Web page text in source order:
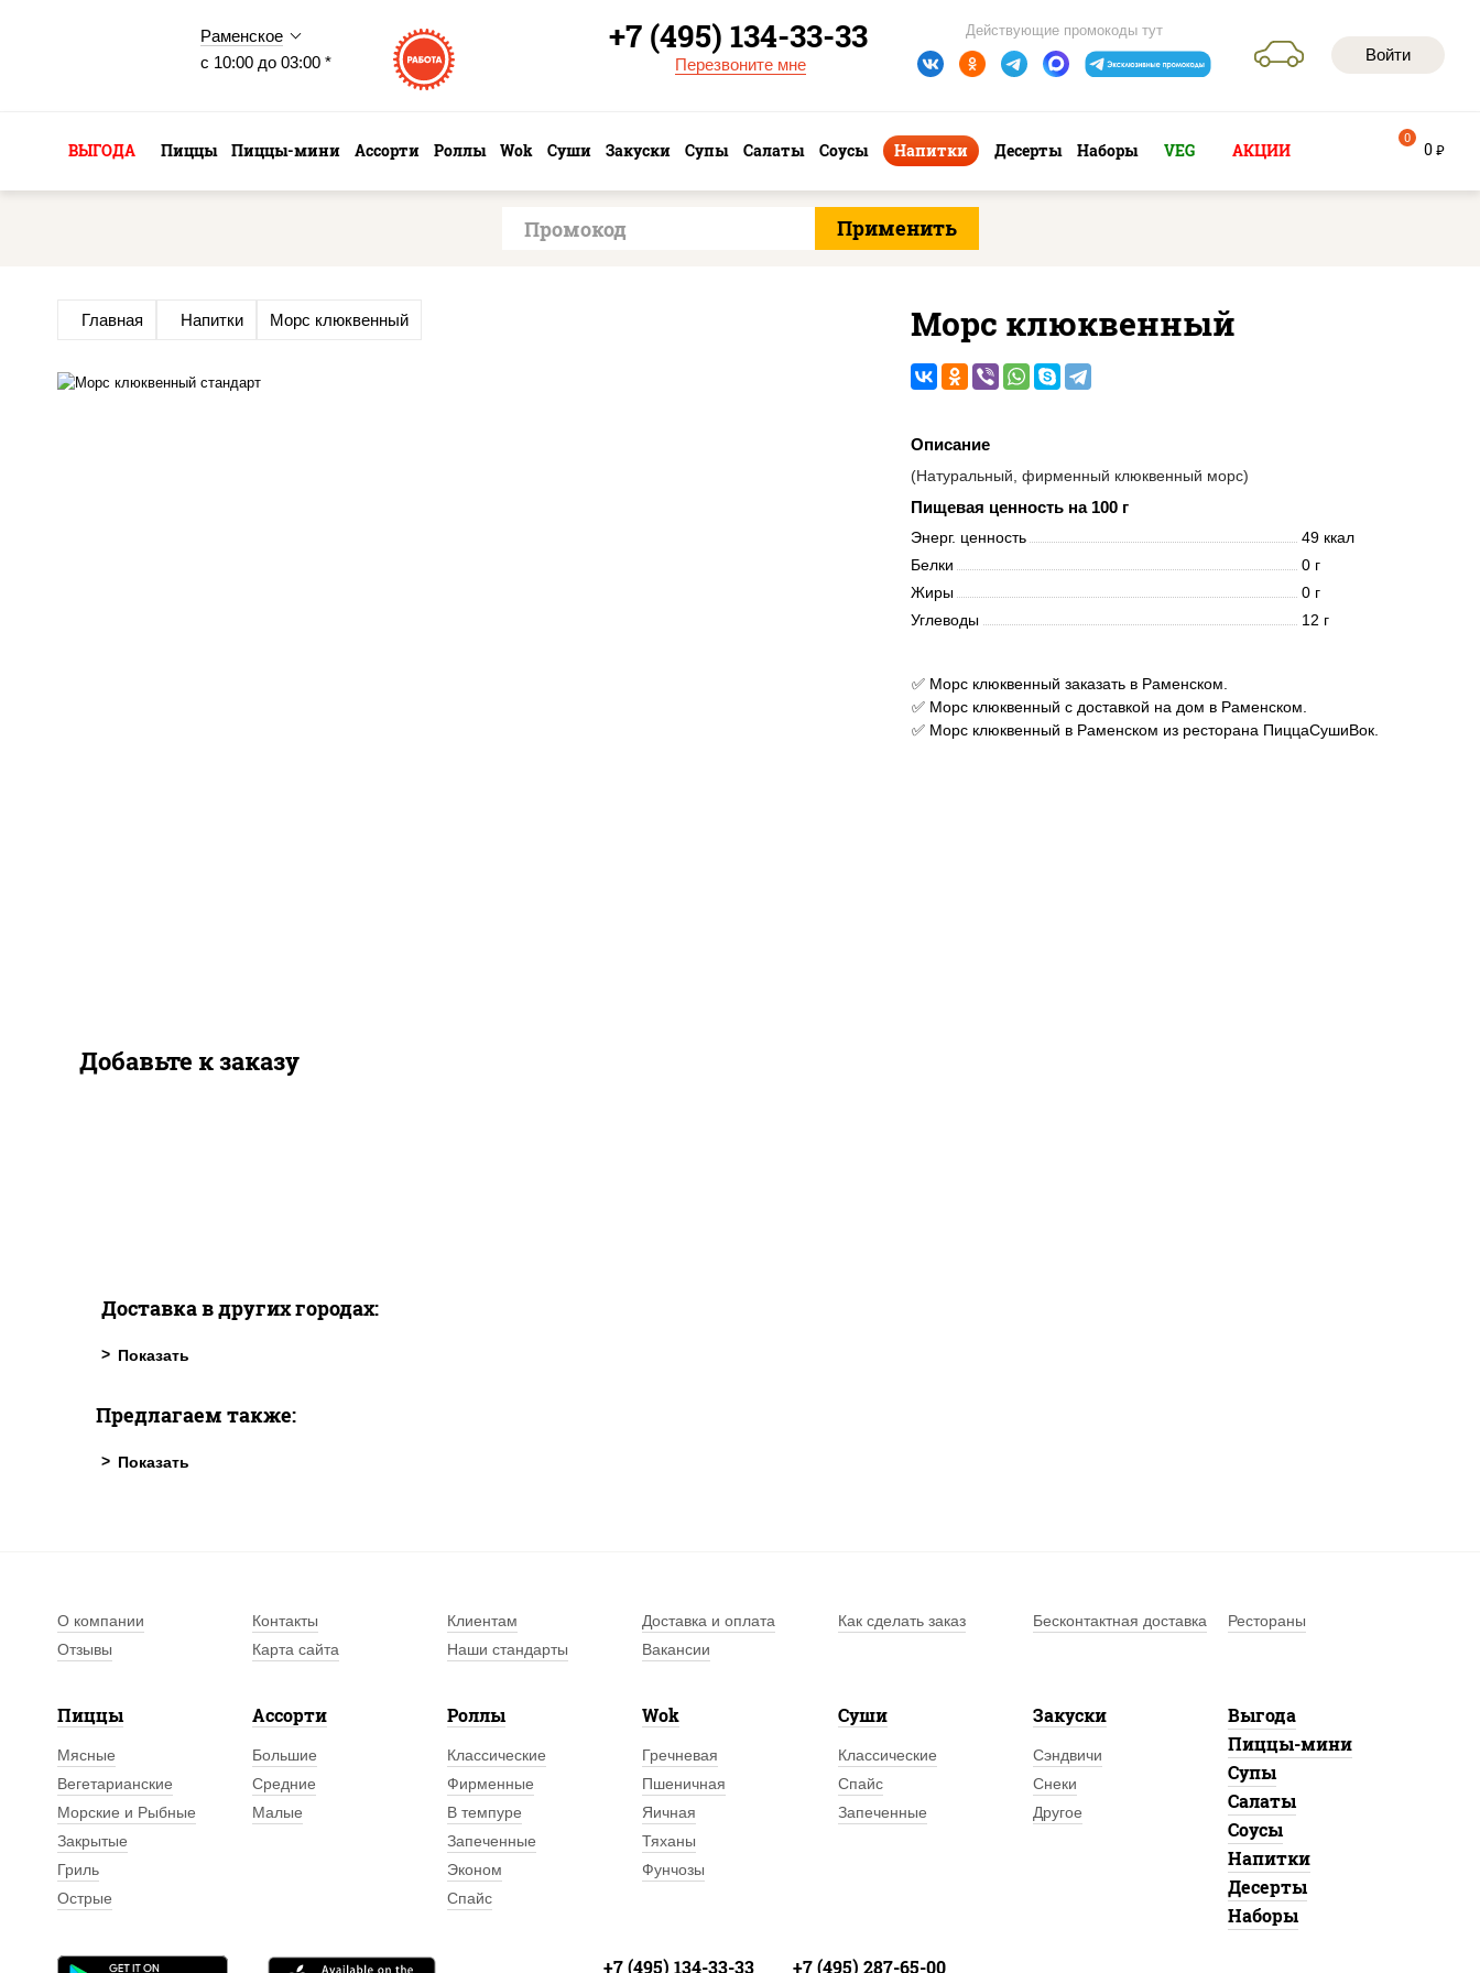
Раменское
с 10:00 до 03:00 *
Войти
Действующие промокоды тут
+7 (495) 134-33-33
Перезвоните мне
ВЫГОДА Пиццы Пиццы-мини Ассорти Роллы Wok Суши Закуски Супы Салаты Соусы Напитки Десерты Наборы VEG АКЦИИ 0 руб
0
Главная Напитки Морс клюквенный Морс клюквенный
Описание
(Натуральный, фирменный клюквенный морс)
Пищевая ценность на 100 г
Энерг. ценность
49 ккал
Белки
0 г
Жиры
0 г
Углеводы
12 г
✅ Морс клюквенный заказать в Раменском.
✅ Морс клюквенный с доставкой на дом в Раменском.
✅ Морс клюквенный в Раменском из ресторана ПиццаСушиВок.
Добавьте к заказу
Доставка в других городах:
Предлагаем также:
О компании Контакты Клиентам Доставка и оплата Как сделать заказ Бесконтактная доставка
Рестораны
Отзывы
Карта сайта Наши стандарты Вакансии
Пиццы
Мясные
Вегетарианские
Морские и Рыбные
Закрытые
Гриль
Острые
Ассорти
Большие
Средние
Малые
Роллы
Классические
Фирменные
В темпуре
Запеченные
Эконом
Спайс
Wok
Гречневая
Пшеничная
Яичная
Тяханы
Фунчозы
Суши
Классические
Спайс
Запеченные
Закуски
Сэндвичи
Снеки
Другое
Выгода
Пиццы-мини
Супы
Салаты
Соусы
Напитки
Десерты
Наборы
+7 (495) 134-33-33 +7 (495) 287-65-00